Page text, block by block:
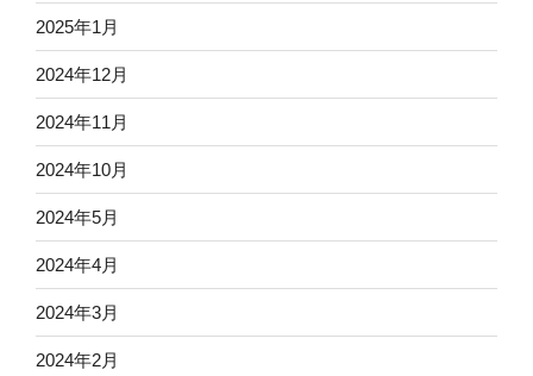
2025年1月
2024年12月
2024年11月
2024年10月
2024年5月
2024年4月
2024年3月
2024年2月